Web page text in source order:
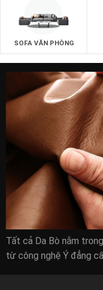
SOFA VĂN PHÒNG
Tất cả Da Bò nằm
từ công nghệ Ý đẳng